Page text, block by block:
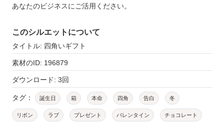
あなたのビジネスにご活用ください。
このシルエットについて
タイトル: 四角いギフト
素材のID: 196879
ダウンロード: 3回
タグ： 誕生日 箱 本命 四角 告白 冬
リボン ラブ プレゼント バレンタイン チョコレート